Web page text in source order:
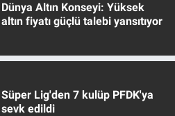
Dünya Altın Konseyi: Yüksek
altın fiyatı güçlü talebi yansıtıyor
Süper Lig'den 7 kulüp PFDK'ya
sevk edildi